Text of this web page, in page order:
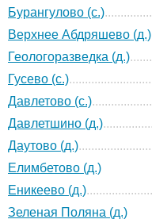
Бурангулово (с.)
Верхнее Абдряшево (д.)
Геологоразведка (д.)
Гусево (с.)
Давлетово (с.)
Давлетшино (д.)
Даутово (д.)
Елимбетово (д.)
Еникеево (д.)
Зеленая Поляна (д.)